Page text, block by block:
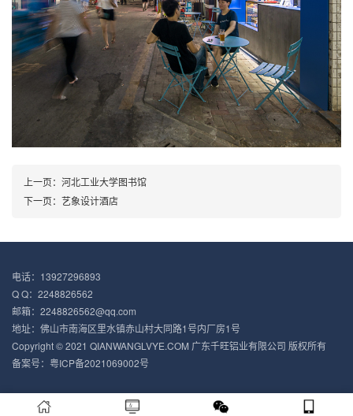
上一页： 河北工业大学图书馆
下一页： 艺象设计酒店
电话：13927296893
Q Q：2248826562
邮箱：2248826562@qq.com
地址：佛山市南海区里水镇赤山村大同路1号内厂房1号
Copyright © 2021 QIANWANGLVYE.COM 广东千旺铝业有限公司 版权所有
备案号： 粤ICP备2021069002号